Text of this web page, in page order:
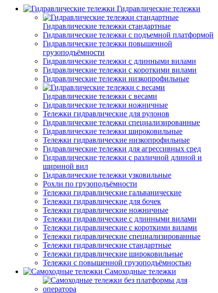
Гидравлические тележки
Гидравлические тележки стандартные
Гидравлические тележки с подъемной платформой
Гидравлические тележки повышенной
грузоподъёмности
Гидравлические тележки с длинными вилами
Гидравлические тележки с короткими вилами
Гидравлические тележки низкопрофильные
Гидравлические тележки с весами
Гидравлические тележки ножничные
Тележки гидравлические для рулонов
Гидравлические тележки специализированные
Гидравлические тележки широковильные
Тележки гидравлические низкопрофильные
Гидравлические тележки для агрессивных сред
Гидравлические тележки с различной длиной и
шириной вил
Гидравлические тележки узковильные
Рохли по грузоподъёмности
Тележки гидравлические гальванические
Тележки гидравлические для бочек
Тележки гидравлические ножничные
Тележки гидравлические с длинными вилами
Тележки гидравлические с короткими вилами
Тележки гидравлические специализированные
Тележки гидравлические стандартные
Тележки гидравлические широковильные
Тележки с повышенной грузоподъёмностью
Самоходные тележки